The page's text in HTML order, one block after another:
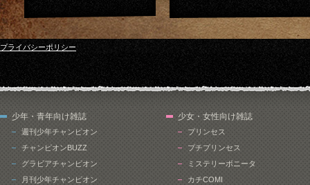
プライバシーポリシー
少年・青年向け雑誌
週刊少年チャンピオン
チャンピオンBUZZ
グラビアチャンピオン
月刊少年チャンピオン
少女・女性向け雑誌
プリンセス
プチプリンセス
ミステリーボニータ
カチCOMI